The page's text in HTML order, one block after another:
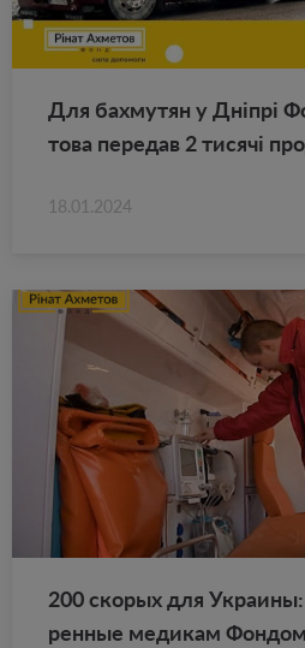
Для ба­хму­тян у Дніпрі
то­ва пе­ре­дав 2 тисячі
18.01.2024
200 ско­рых для
рен­ные ме­ди­кам